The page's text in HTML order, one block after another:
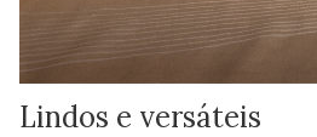
Lindos e versáteis